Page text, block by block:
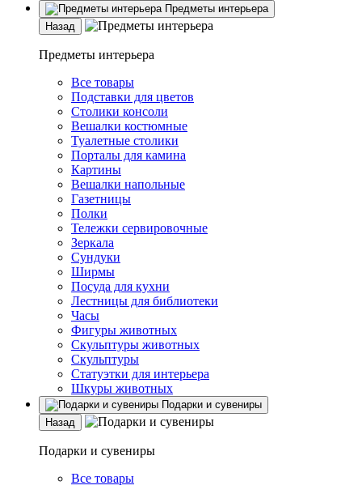
Предметы интерьера
Назад
Предметы интерьера
Все товары
Подставки для цветов
Столики консоли
Вешалки костюмные
Туалетные столики
Порталы для камина
Картины
Вешалки напольные
Газетницы
Полки
Тележки сервировочные
Зеркала
Сундуки
Ширмы
Посуда для кухни
Лестницы для библиотеки
Часы
Фигуры животных
Скульптуры животных
Скульптуры
Статуэтки для интерьера
Шкуры животных
Подарки и сувениры
Назад
Подарки и сувениры
Все товары